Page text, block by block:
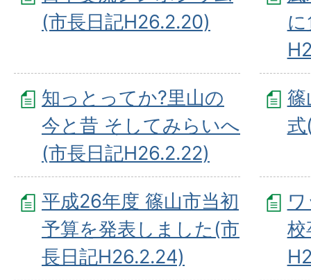
(市長日記H26.2.20)
知っとってか?里山の
今と昔 そしてみらいへ
(市長日記H26.2.22)
平成26年度 篠山市当初
予算を発表しました(市
長日記H26.2.24)
校